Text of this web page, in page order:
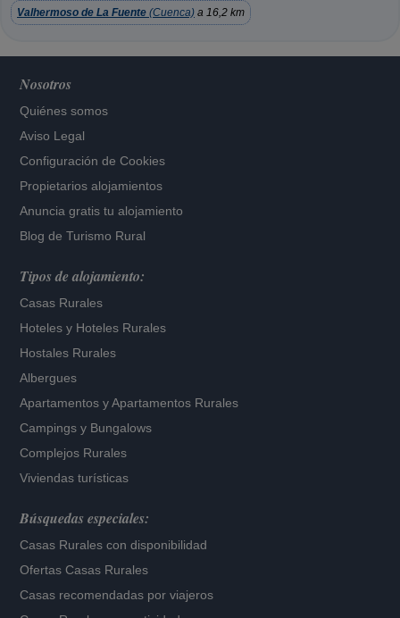
Valhermoso de La Fuente (Cuenca) a 16,2 km
Nosotros
Quiénes somos
Aviso Legal
Configuración de Cookies
Propietarios alojamientos
Anuncia gratis tu alojamiento
Blog de Turismo Rural
Tipos de alojamiento:
Casas Rurales
Hoteles y Hoteles Rurales
Hostales Rurales
Albergues
Apartamentos yApartamentos Rurales
Campings y Bungalows
Complejos Rurales
Viviendas turísticas
Búsquedas especiales:
Casas Rurales con disponibilidad
Ofertas Casas Rurales
Casas recomendadas por viajeros